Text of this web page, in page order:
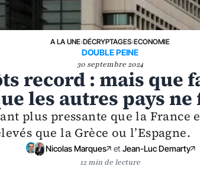
A LA UNE›DÉCRYPTAGES›ECONOMIE
DOUBLE PEINE
30 septembre 2024
record : mais que
les autres pays ne
plus pressante que la France
que la Grèce ou l’Espagne.
Nicolas Marques et Jean-Luc Demarty
12 min de lecture